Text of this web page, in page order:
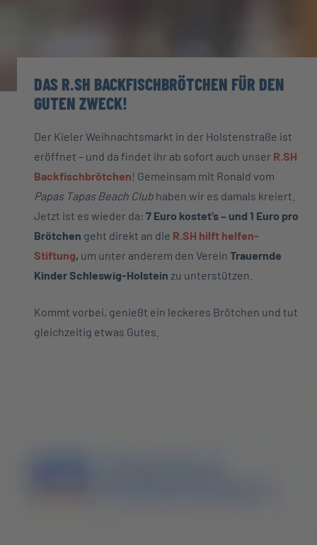
DAS R.SH BACKFISCHBRÖTCHEN FÜR DEN
GUTEN ZWECK!
Der Kieler Weihnachtsmarkt in der Holstenstraße ist
eröffnet – und da findet ihr ab sofort auch unser R.SH
Backfischbrötchen! Gemeinsam mit Ronald vom
Papas Tapas Beach Club haben wir es damals kreiert.
Jetzt ist es wieder da: 7 Euro kostet’s – und 1 Euro pro
Brötchen geht direkt an die R.SH hilft helfen-
Stiftung, um unter anderem den Verein Trauernde
Kinder Schleswig-Holstein zu unterstützen.
Kommt vorbei, genießt ein leckeres Brötchen und tut
gleichzeitig etwas Gutes.